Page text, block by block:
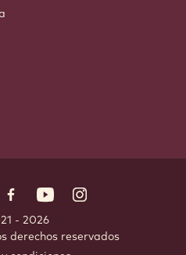
in a new window.
Opens in a new window.
Facebook Opens in a new
YouTubeInstagram
- 2026
derechos reservados